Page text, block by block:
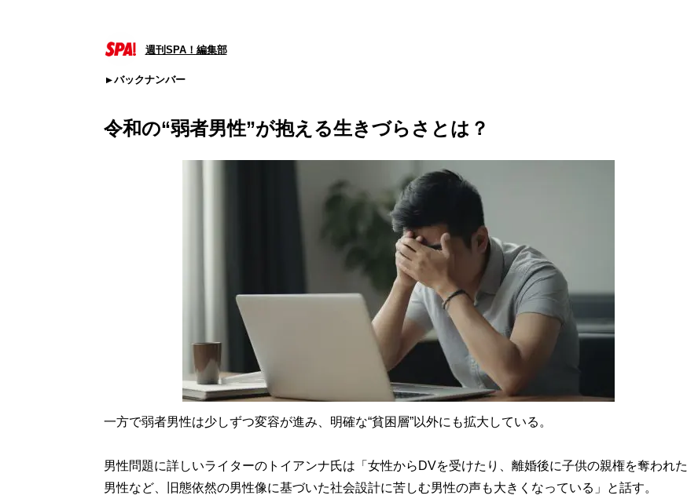
週刊SPA！編集部
バックナンバー
令和の“弱者男性”が抱える生きづらさとは？
一方で弱者男性は少しずつ変容が進み、明確な“貧困層”以外にも拡大している。
男性問題に詳しいライターのトイアンナ氏は「女性からDVを受けたり、離婚後に子供の親権を奪われた
男性など、旧態依然の男性像に基づいた社会設計に苦しむ男性の声も大きくなっている」と話す。